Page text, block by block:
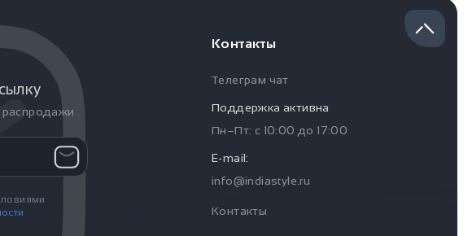
распродажи
Контакты
Телеграм чат
Поддержка активна
Пн–Пт: с 10:00 до 17:00
E-mail:
info@indiastyle.ru
Контакты